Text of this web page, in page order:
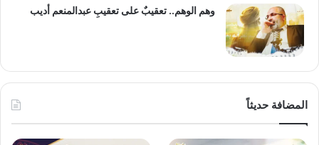
وهم الوهم.. تعقيبٌ على تعقيبِ عبدالمنعم أديب
المضافة حديثاً